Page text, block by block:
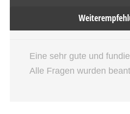
Eine sehr gute und
Alle Fragen wurden